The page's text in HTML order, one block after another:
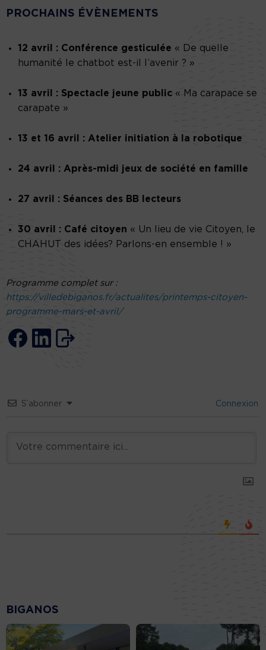
PROCHAINS ÉVÈNEMENTS
12 avril : Conférence gesticulée « De quelle
humanité le chatbot est-il l’avenir ? »
13 avril : Spectacle jeune public « Ma carapace se
carapate »
13 et 16 avril : Atelier initiation à la robotique
24 avril : Après-midi jeux de société en famille
27 avril : Séances des BB lecteurs
30 avril : Café citoyen « Un lieu de vie Citoyen, le
CHAHUT des idées? Parlons-en ensemble ! »
Programme complet sur :
https://villedebiganos.fr/actualites/printemps-citoyen-
programme-mars-et-avril/
S’abonner Connexion
BIGANOS